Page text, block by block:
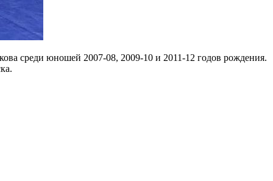
среди юношей 2007-08, 2009-10 и 2011-12 годов рождения.